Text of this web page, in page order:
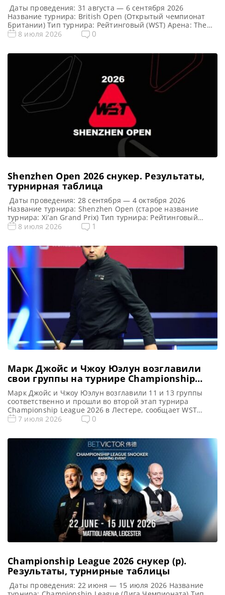
Даты проведения: 31 августа — 6 сентября 2026
Название турнира: British Open (Открытый чемпионат
Британии) Тип турнира: Рейтинговый (WST) Арена: The
Centaur Место проведения (населенный пункт, город,
турнира: Примечание: Особенность формата: после
каждого раунда проходит случайная жеребьевка (пары
игроков формируются случайным образом)!!! Турнирная
8 июля 2026 0
Shenzhen Open 2026 cнукер. Результаты,
турнирная таблица
Даты проведения: 28 сентября — 4 октября 2026
Название турнира: Shenzhen Open (старое название
турнира: Xi’an Grand Prix) Тип турнира: Рейтинговый
Арена: Место проведения (населенный пункт, город,
Уильямс ( 2025 ) Турнирная таблица Shenzhen Open 2026:
Шэньчжэнь Опен 2026 — турнирная сетка рейтингового
[…]
8 июля 2026 1
Марк Джойс и Чжоу Юэлун возглавили
свои группы на турнире Championship
League 2026
Марк Джойс и Чжоу Юэлун возглавили 11 и 13 группы
соответственно и прошли во второй этап турнира
Championship League 2026 в Лестере, сообщает WST
Британский снукерист Марк Джойс продемонстрировал
этап турнира в Лестере. Джойс, выступающий в статусе
любителя после сезона 2023-2024, […]
7 июля 2026 0
Championship League 2026 снукер (р).
Результаты, турнирные таблицы
Даты проведения: 22 июня — 15 июля 2026 Название